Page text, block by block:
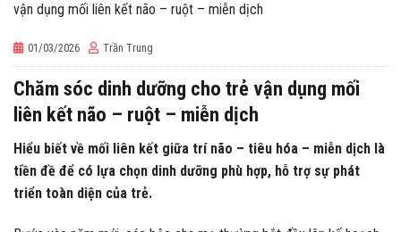
vận dụng mối liên kết não – ruột – miễn dịch
01/03/2026 Trần Trung
Chăm sóc dinh dưỡng cho trẻ vận dụng mối
liên kết não – ruột – miễn dịch
Hiểu biết về mối liên kết giữa trí não – tiêu hóa – miễn dịch là
tiền đề để có lựa chọn dinh dưỡng phù hợp, hỗ trợ sự phát
triển toàn diện của trẻ.